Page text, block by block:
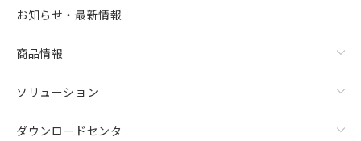
お知らせ・最新情報
商品情報
ソリューション
ダウンロードセンタ